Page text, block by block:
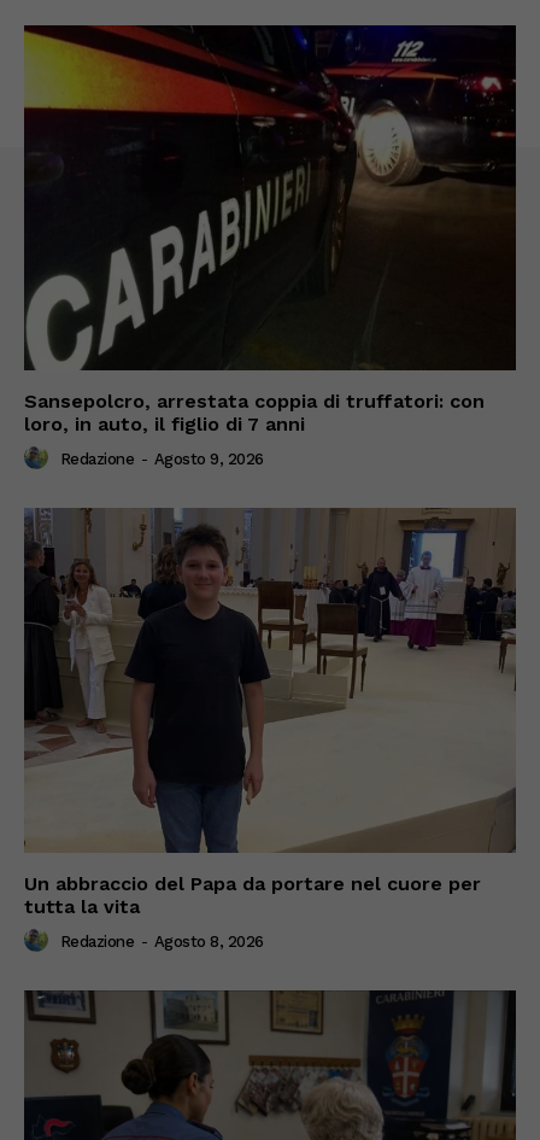
Sansepolcro, arrestata coppia di truffatori: con
loro, in auto, il figlio di 7 anni
Redazione - Agosto 9, 2026
Un abbraccio del Papa da portare nel cuore per
tutta la vita
Redazione - Agosto 8, 2026